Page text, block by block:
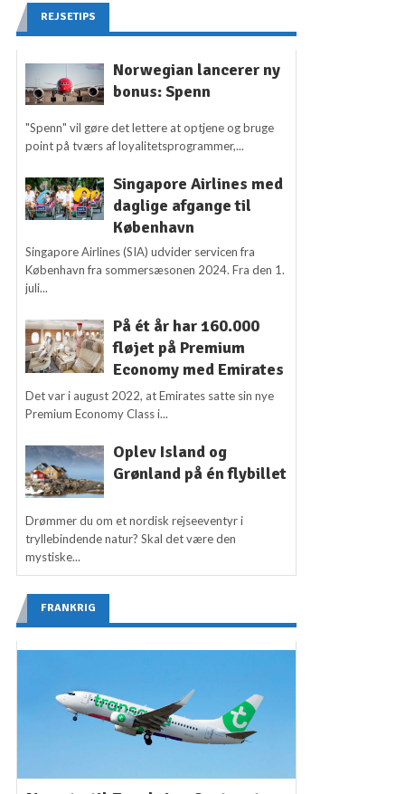
REJSETIPS
Norwegian lancerer ny
bonus: Spenn
"Spenn" vil gøre det lettere at optjene og bruge
point på tværs af loyalitetsprogrammer,...
Singapore Airlines med
daglige afgange til
København
Singapore Airlines (SIA) udvider servicen fra
København fra sommersæsonen 2024. Fra den 1.
juli...
På ét år har 160.000
fløjet på Premium
Economy med Emirates
Det var i august 2022, at Emirates satte sin nye
Premium Economy Class i...
Oplev Island og
Grønland på én flybillet
Drømmer du om et nordisk rejseeventyr i
tryllebindende natur? Skal det være den
mystiske...
FRANKRIG